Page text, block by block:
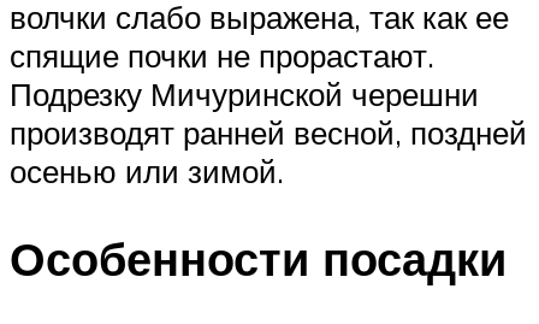
волчки слабо выражена, так как ее
спящие почки не прорастают.
Подрезку Мичуринской черешни
производят ранней весной, поздней
осенью или зимой.
Особенности посадки